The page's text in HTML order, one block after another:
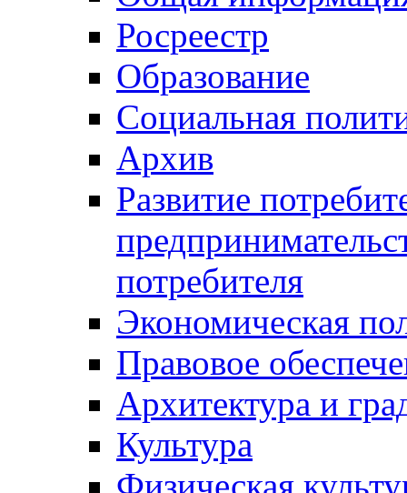
Росреестр
Образование
Социальная
Архив
Развитие
потребителя
Экономическая
Правовое
Архитектура и
Культура